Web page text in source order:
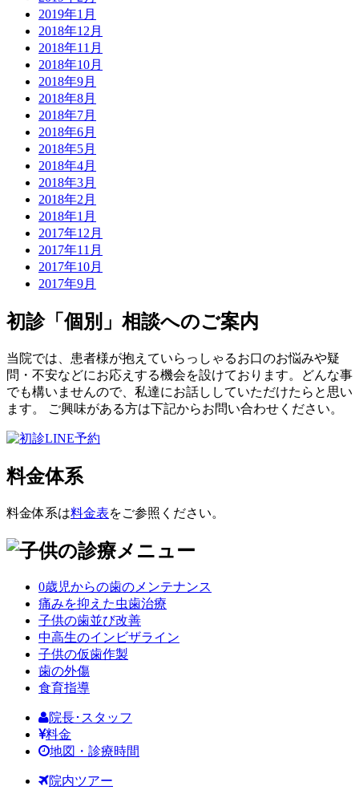
2019年1月
2018年12月
2018年11月
2018年10月
2018年9月
2018年8月
2018年7月
2018年6月
2018年5月
2018年4月
2018年3月
2018年2月
2018年1月
2017年12月
2017年11月
2017年10月
2017年9月
初診「個別」相談へのご案内
当院では、患者様が抱えていらっしゃるお口のお悩みや疑
問・不安などにお応えする機会を設けております。どんな事
でも構いませんので、私達にお話ししていただけたらと思い
ます。 ご興味がある方は下記からお問い合わせください。
料金体系
料金体系は料金表をご参照ください。
0歳児からの歯のメンテナンス
痛みを抑えた虫歯治療
子供の歯並び改善
中高生のインビザライン
子供の仮歯作製
歯の外傷
食育指導
院長･スタッフ
料金
地図・診療時間
院内ツアー